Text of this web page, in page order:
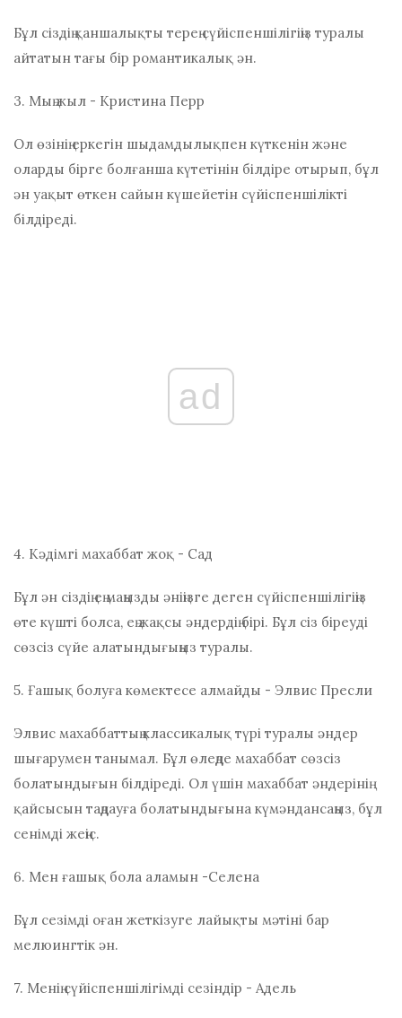
Бұл сіздің қаншалықты терең сүйіспеншілігіңіз туралы
айтатын тағы бір романтикалық ән.
3. Мың жыл - Кристина Перр
Ол өзінің еркегін шыдамдылықпен күткенін және
оларды бірге болғанша күтетінін білдіре отырып, бұл
ән уақыт өткен сайын күшейетін сүйіспеншілікті
білдіреді.
ad
4. Кәдімгі махаббат жоқ - Сад
Бұл ән сіздің ең маңызды әніңізге деген сүйіспеншілігіңіз
өте күшті болса, ең жақсы әндердің бірі. Бұл сіз біреуді
сөзсіз сүйе алатындығыңыз туралы.
5. Ғашық болуға көмектесе алмайды - Элвис Пресли
Элвис махаббаттың классикалық түрі туралы әндер
шығарумен танымал. Бұл өлеңде махаббат сөзсіз
болатындығын білдіреді. Ол үшін махаббат әндерінің
қайсысын таңдауға болатындығына күмәндансаңыз, бұл
сенімді жеңіс.
6. Мен ғашық бола аламын -Селена
Бұл сезімді оған жеткізуге лайықты мәтіні бар
мелюингтік ән.
7. Менің сүйіспеншілігімді сезіндір - Адель